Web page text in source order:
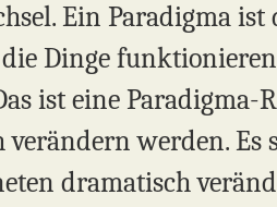
Ein Paradigma
Dinge
ist eine Paradigma-
werden.
dramatisch